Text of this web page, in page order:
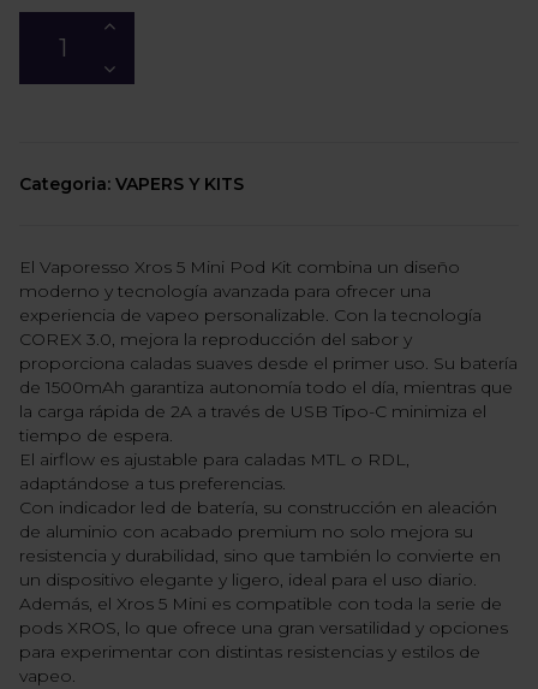
Categoria: VAPERS Y KITS
El Vaporesso Xros 5 Mini Pod Kit combina un diseño
moderno y tecnología avanzada para ofrecer una
experiencia de vapeo personalizable. Con la tecnología
COREX 3.0, mejora la reproducción del sabor y
proporciona caladas suaves desde el primer uso. Su batería
de 1500mAh garantiza autonomía todo el día, mientras que
la carga rápida de 2A a través de USB Tipo-C minimiza el
tiempo de espera.
El airflow es ajustable para caladas MTL o RDL,
adaptándose a tus preferencias.
Con indicador led de batería, su construcción en aleación
de aluminio con acabado premium no solo mejora su
resistencia y durabilidad, sino que también lo convierte en
un dispositivo elegante y ligero, ideal para el uso diario.
Además, el Xros 5 Mini es compatible con toda la serie de
pods XROS, lo que ofrece una gran versatilidad y opciones
para experimentar con distintas resistencias y estilos de
vapeo.